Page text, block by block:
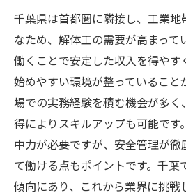
として稼ぐ秘訣
千葉の解体求人動向まとめ
目？
解体工の魅力と千葉で働く
説！
千葉県は首都圏に隣接し、工業
なため、解体工の需要が高まって
働くことで安定した収入を得やす
始めやすい環境が整っていること
場での実務経験を積む機会が多
得によりスキルアップも可能です
中力が必要ですが、安全管理が徹
て働ける点もポイントです。千葉
傾向にあり、これから業界に挑戦